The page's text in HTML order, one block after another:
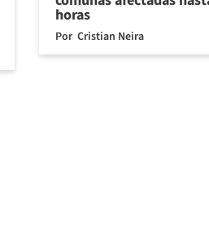
horas
Por Cristian Neira